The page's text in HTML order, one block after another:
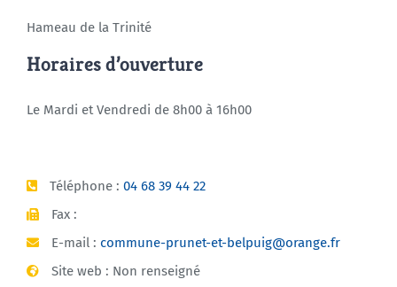
Hameau de la Trinité
Horaires d’ouverture
Le Mardi et Vendredi de 8h00 à 16h00
Téléphone : 04 68 39 44 22
Fax :
E-mail : commune-prunet-et-belpuig@orange.fr
Site web : Non renseigné